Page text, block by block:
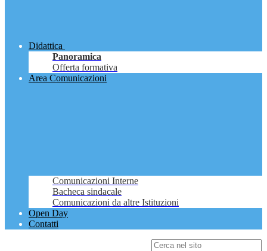
Didattica
Panoramica
Offerta formativa
Area Comunicazioni
Comunicazioni Interne
Bacheca sindacale
Comunicazioni da altre Istituzioni
Open Day
Contatti